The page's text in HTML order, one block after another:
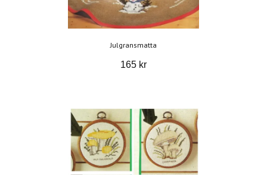
Julgransmatta
165 kr